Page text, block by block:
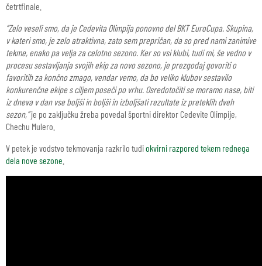
četrtfinale.
“Zelo veseli smo, da je Cedevita Olimpija ponovno del BKT EuroCupa. Skupina,
v kateri smo, je zelo atraktivna, zato sem prepričan, da so pred nami zanimive
tekme, enako pa velja za celotno sezono. Ker so vsi klubi, tudi mi, še vedno v
procesu sestavljanja svojih ekip za novo sezono, je prezgodaj govoriti o
favoritih za končno zmago, vendar vemo, da bo veliko klubov sestavilo
konkurenčne ekipe s ciljem poseči po vrhu. Osredotočiti se moramo nase, biti
iz dneva v dan vse boljši in boljši in izboljšati rezultate iz preteklih dveh
sezon,”je po zaključku žreba povedal športni direktor Cedevite Olimpije,
Chechu Mulero.
V petek je vodstvo tekmovanja razkrilo tudiokvirni razpored tekem rednega
dela nove sezone